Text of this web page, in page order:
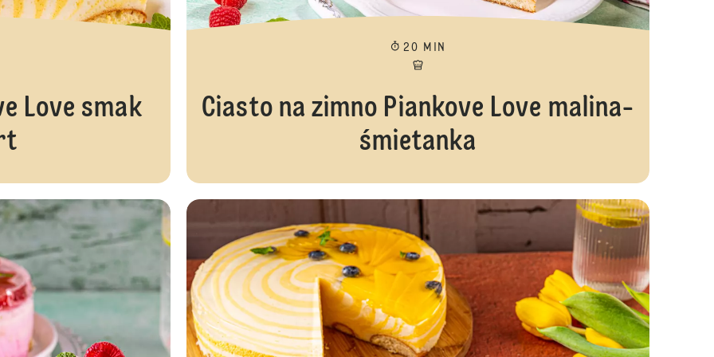
Love smak
20 MIN
Ciasto na zimno Piankove Love malina-
śmietanka
Ciasto